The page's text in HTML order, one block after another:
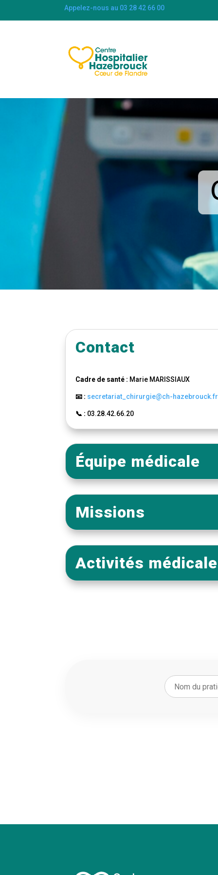
Appelez-nous au 03 28 42 66 00
Contact
Cadre de santé : Marie MARISSIAUX
📧 : secretariat_chirurgie@ch-hazebrouck.fr
📞 : 03.28.42.66.20
Équipe médicale
Missions
Activités